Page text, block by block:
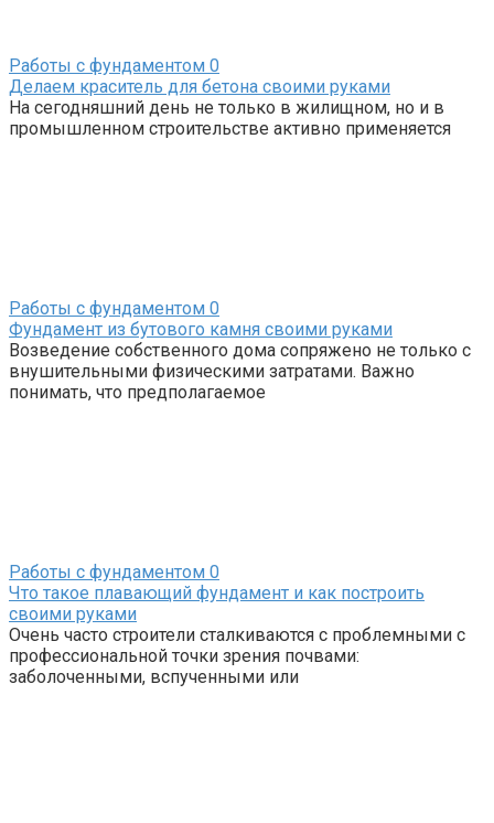
Работы с фундаментом 0
Делаем краситель для бетона своими руками
На сегодняшний день не только в жилищном, но и в
промышленном строительстве активно применяется
Работы с фундаментом 0
Фундамент из бутового камня своими руками
Возведение собственного дома сопряжено не только с
внушительными физическими затратами. Важно
понимать, что предполагаемое
Работы с фундаментом 0
Что такое плавающий фундамент и как построить
своими руками
Очень часто строители сталкиваются с проблемными с
профессиональной точки зрения почвами:
заболоченными, вспученными или